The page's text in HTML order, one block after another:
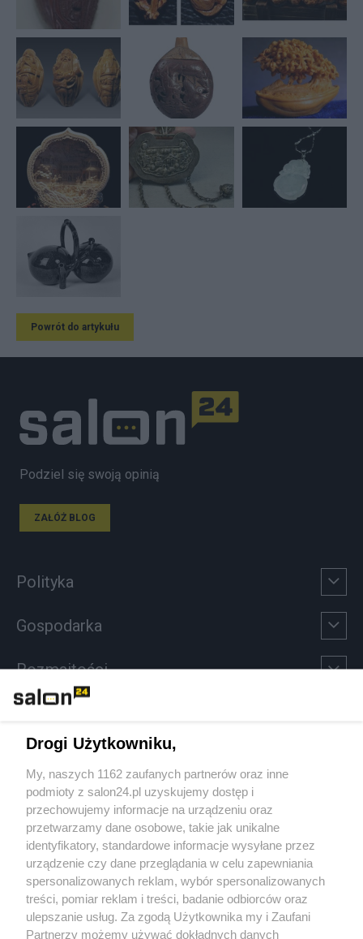
Powrót do artykułu
Podziel się swoją opinią
ZAŁÓŻ BLOG
Polityka
Gospodarka
Rozmaitości
Sport
Społeczeństwo
Kultura
X Facebook Instagram Youtube
Drogi Użytkowniku,
My, naszych 1162 zaufanych partnerów oraz inne
podmioty z salon24.pl uzyskujemy dostęp i
przechowujemy informacje na urządzeniu oraz
przetwarzamy dane osobowe, takie jak unikalne
identyfikatory, standardowe informacje wysyłane przez
urządzenie czy dane przeglądania w celu zapewniania
spersonalizowanych reklam, wybór spersonalizowanych
treści, pomiar reklam i treści, badanie odbiorców oraz
ulepszanie usług. Za zgodą Użytkownika my i Zaufani
Partnerzy możemy używać dokładnych danych